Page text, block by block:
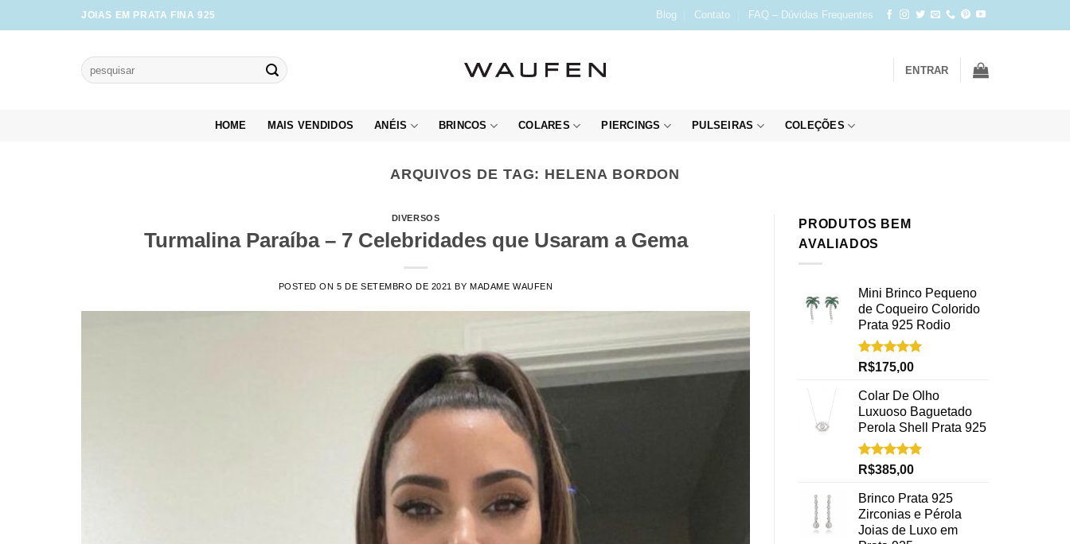
to
JOIAS EM PRATA FINA 925 Blog Contato FAQ – Dúvidas Frequentes
Pesquisar
por:
ENTRAR
HOME MAIS VENDIDOS ANÉIS BRINCOS COLARES PIERCINGS PULSEIRAS COLEÇÕES
ARQUIVOS DE TAG: HELENA BORDON
DIVERSOS
Turmalina Paraíba – 7 Celebridades que Usaram a Gema
POSTED ON5 DE SETEMBRO DE 2021 BYMADAME WAUFEN
PRODUTOS BEM
AVALIADOS
Mini Brinco Pequeno
de Coqueiro Colorido
Prata 925 Rodio
Avaliação
R$175,00
Colar De Olho
Luxuoso Baguetado
Perola Shell Prata 925
Avaliação
R$385,00
Brinco Prata 925
Zirconias e Pérola
Joias de Luxo em